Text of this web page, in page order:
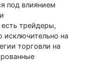
под влиянием
трейдеры,
исключительно на
торговли на